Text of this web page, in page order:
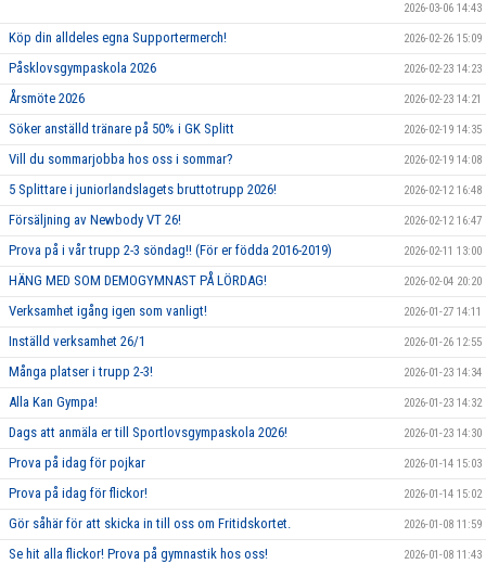
2026-03-06 14:43
Köp din alldeles egna Supportermerch! 2026-02-26 15:09
Påsklovsgympaskola 2026 2026-02-23 14:23
Årsmöte 2026 2026-02-23 14:21
Söker anställd tränare på 50% i GK Splitt 2026-02-19 14:35
Vill du sommarjobba hos oss i sommar? 2026-02-19 14:08
5 Splittare i juniorlandslagets bruttotrupp 2026! 2026-02-12 16:48
Försäljning av Newbody VT 26! 2026-02-12 16:47
Prova på i vår trupp 2-3 söndag!! (För er födda 2016-2019) 2026-02-11 13:00
HÄNG MED SOM DEMOGYMNAST PÅ LÖRDAG! 2026-02-04 20:20
Verksamhet igång igen som vanligt! 2026-01-27 14:11
Inställd verksamhet 26/1 2026-01-26 12:55
Många platser i trupp 2-3! 2026-01-23 14:34
Alla Kan Gympa! 2026-01-23 14:32
Dags att anmäla er till Sportlovsgympaskola 2026! 2026-01-23 14:30
Prova på idag för pojkar 2026-01-14 15:03
Prova på idag för flickor! 2026-01-14 15:02
Gör såhär för att skicka in till oss om Fritidskortet. 2026-01-08 11:59
Se hit alla flickor! Prova på gymnastik hos oss! 2026-01-08 11:43